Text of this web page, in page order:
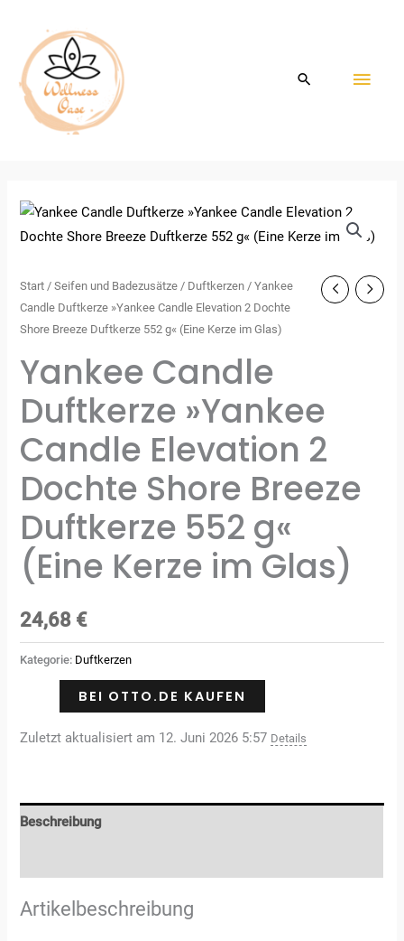
springen
Start /Seifen und Badezusätze / Duftkerzen / Yankee
Candle Duftkerze »Yankee Candle Elevation 2 Dochte
Shore Breeze Duftkerze 552 g« (Eine Kerze im Glas)
Yankee Candle
Duftkerze »Yankee
Candle Elevation 2
Dochte Shore Breeze
Duftkerze 552 g«
(Eine Kerze im Glas)
24,68 €
Kategorie: Duftkerzen
BEI OTTO.DE KAUFEN
Zuletzt aktualisiert am 12. Juni 2026 5:57 Details
Beschreibung
Artikelbeschreibung